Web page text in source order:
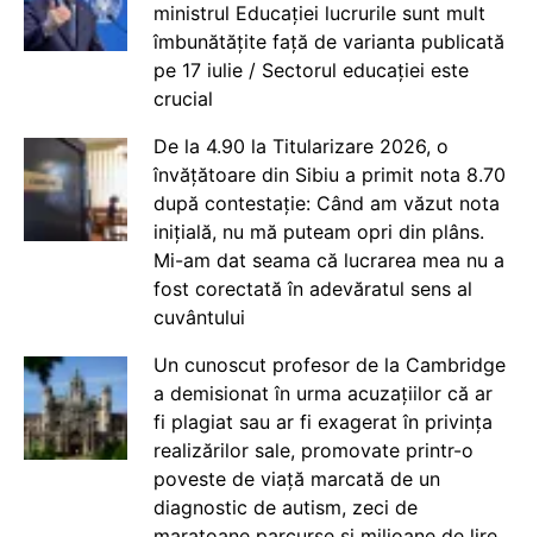
ministrul Educației lucrurile sunt mult
îmbunătățite față de varianta publicată
pe 17 iulie / Sectorul educației este
crucial
De la 4.90 la Titularizare 2026, o
învățătoare din Sibiu a primit nota 8.70
după contestație: Când am văzut nota
inițială, nu mă puteam opri din plâns.
Mi-am dat seama că lucrarea mea nu a
fost corectată în adevăratul sens al
cuvântului
Un cunoscut profesor de la Cambridge
a demisionat în urma acuzațiilor că ar
fi plagiat sau ar fi exagerat în privința
realizărilor sale, promovate printr-o
poveste de viață marcată de un
diagnostic de autism, zeci de